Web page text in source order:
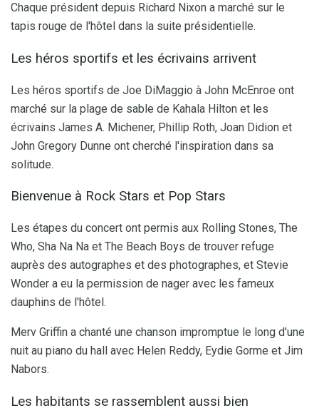
Chaque président depuis Richard Nixon a marché sur le
tapis rouge de l'hôtel dans la suite présidentielle.
Les héros sportifs et les écrivains arrivent
Les héros sportifs de Joe DiMaggio à John McEnroe ont
marché sur la plage de sable de Kahala Hilton et les
écrivains James A. Michener, Phillip Roth, Joan Didion et
John Gregory Dunne ont cherché l'inspiration dans sa
solitude.
Bienvenue à Rock Stars et Pop Stars
Les étapes du concert ont permis aux Rolling Stones, The
Who, Sha Na Na et The Beach Boys de trouver refuge
auprès des autographes et des photographes, et Stevie
Wonder a eu la permission de nager avec les fameux
dauphins de l'hôtel.
Merv Griffin a chanté une chanson impromptue le long d'une
nuit au piano du hall avec Helen Reddy, Eydie Gorme et Jim
Nabors.
Les habitants se rassemblent aussi bien